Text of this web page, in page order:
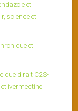
et
science et
et
que dirait C2S-
ivermectine